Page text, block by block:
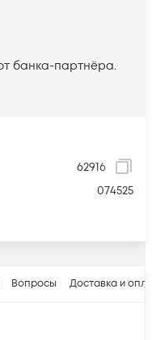
62916
074525
банка-партнёра.
Вопросы Доставка и